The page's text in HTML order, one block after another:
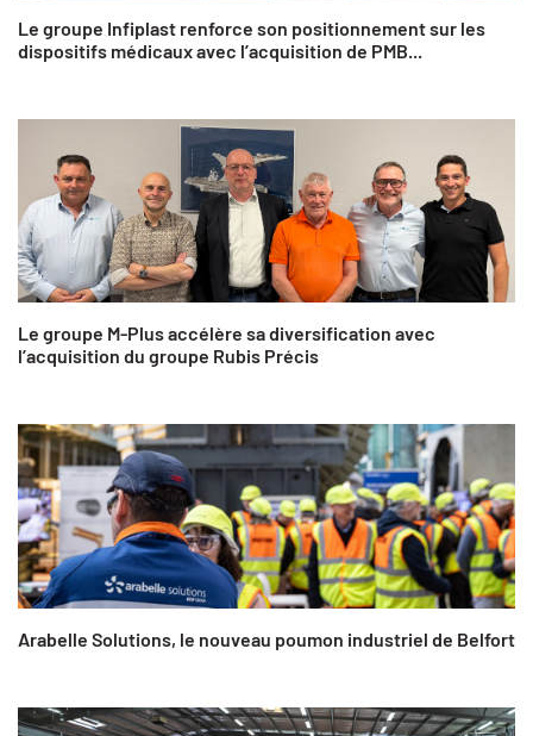
Le groupe Infiplast renforce son positionnement sur les
dispositifs médicaux avec l’acquisition de PMB...
Le groupe M-Plus accélère sa diversification avec
l’acquisition du groupe Rubis Précis
Arabelle Solutions, le nouveau poumon industriel de Belfort